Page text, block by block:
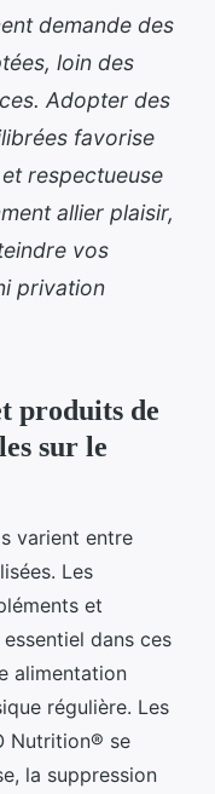
demande des
loin des
Adopter des
favorise
respectueuse
allier plaisir,
vos
privation
produits de
sur le
varient entre
Les
et
dans ces
alimentation
régulière. Les
Nutrition® se
la suppression